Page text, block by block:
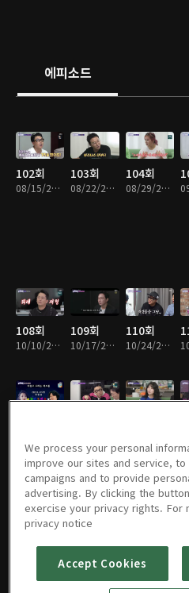
에피소드
102회
08/15/2023 • 1시간 11분
103회
08/22/2023 • 1시간 11분
104회
08/29/2023 • 1시간 11분
108회
10/10/2023 • 1시간 11분
109회
10/17/2023 • 1시간 12분
110회
10/24/2023 • 1시간 12분
120회
01/16/2024 • 1시간 11분
121회 122회
We process your personal
improve our sites and service,
campaigns and to provide
advertising. By clicking the
exercise your privacy rights. For
privacy notice
Accept Cookies